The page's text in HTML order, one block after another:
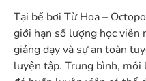
Tại bể bơi Từ Hoa –
giới hạn số lượng học viên
giảng dạy và sự an toàn
luyện tập. Trung bình,